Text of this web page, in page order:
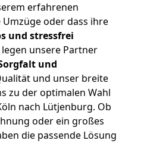
erfahrenen
oder dass ihre
und stressfrei
unsere Partner
und
und unser breite
zu der optimalen Wahl
nach Lütjenburg. Ob
oder ein großes
die passende Lösung